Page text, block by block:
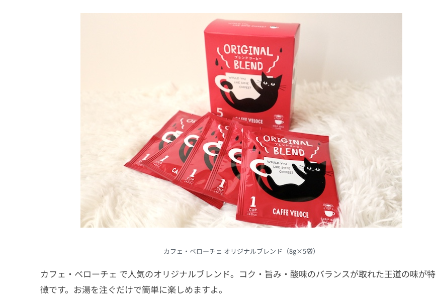
カフェ・ベローチェ オリジナルブレンド（8g×5袋）
カフェ・ベローチェ で人気のオリジナルブレンド。コク・旨み・酸味のバランスが取れた王道の味が特
徴です。お湯を注ぐだけで簡単に楽しめますよ。